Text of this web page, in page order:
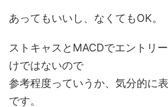
あってもいいし、なくてもOK。
ストキャスとMACDでエントリ
けではないので
参考程度っていうか、気分的に
です。